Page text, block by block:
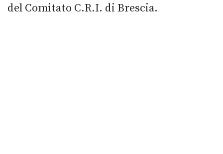
del Comitato C.R.I. di Brescia.